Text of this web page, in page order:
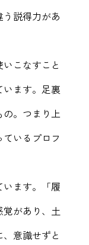
説得力があ
こなすこと
います。足裏
の。つまり上
いるプロフ
ます。「履
覚があり、土
意識せずと
ういうこと？